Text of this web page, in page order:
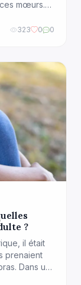
mœurs.
pris
323 0 0
?
il était
prenaient
Dans un